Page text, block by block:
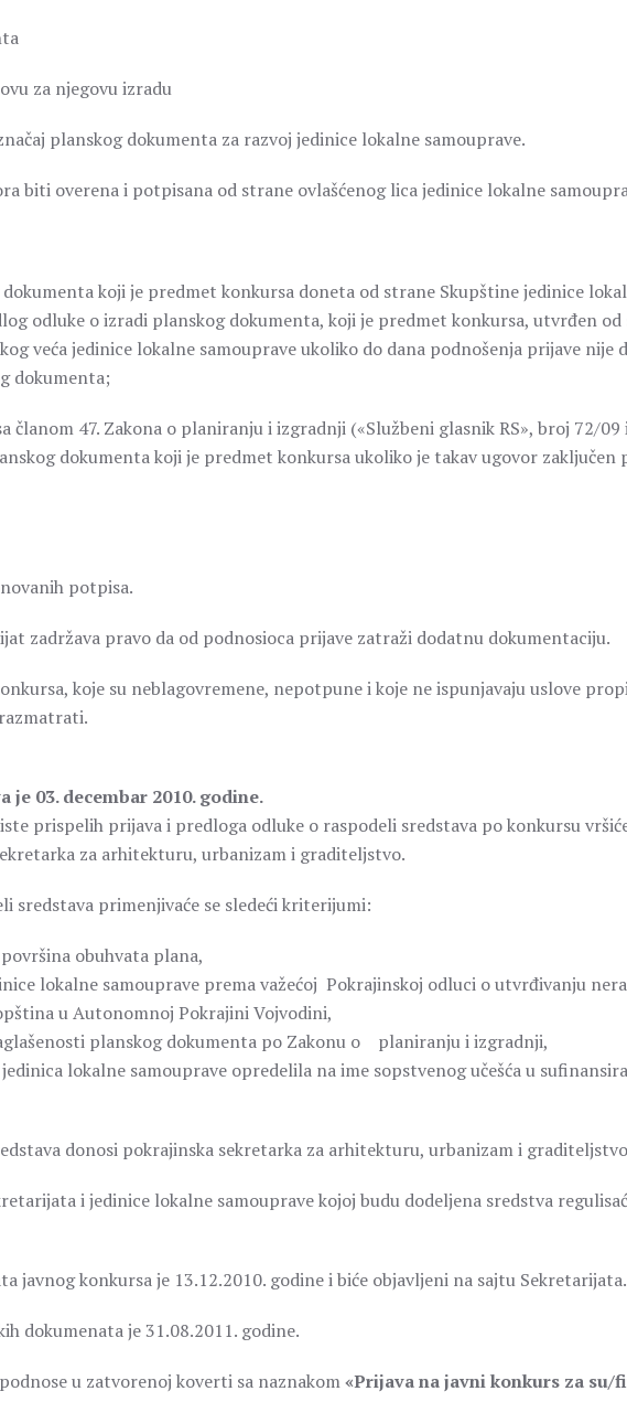
za njegovu izradu
planskog dokumenta za razvoj jedinice lokalne samouprave.
biti overena i potpisana od strane ovlašćenog lica jedinice lokalne
koji je predmet konkursa doneta od strane Skupštine jedinice
odluke o izradi planskog dokumenta, koji je predmet konkursa, utvrđen
veća jedinice lokalne samouprave ukoliko do dana podnošenja prijave nije
dokumenta;
članom 47. Zakona o planiranju i izgradnji («Službeni glasnik RS», broj 72/09
dokumenta koji je predmet konkursa ukoliko je takav ugovor zaključen
potpisa.
zadržava pravo da od podnosioca prijave zatraži dodatnu dokumentaciju.
koje su neblagovremene, nepotpune i koje ne ispunjavaju uslove
je 03. decembar 2010. godine.
prispelih prijava i predloga odluke o raspodeli sredstava po konkursu
za arhitekturu, urbanizam i graditeljstvo.
sredstava primenjivaće se sledeći kriterijumi:
obuhvata plana,
lokalne samouprave prema važećoj Pokrajinskoj odluci o utvrđivanju
u Autonomnoj Pokrajini Vojvodini,
planskog dokumenta po Zakonu o planiranju i izgradnji,
lokalne samouprave opredelila na ime sopstvenog učešća u
donosi pokrajinska sekretarka za arhitekturu, urbanizam i
i jedinice lokalne samouprave kojoj budu dodeljena sredstva
javnog konkursa je 13.12.2010. godine i biće objavljeni na sajtu Sekretarijata.
dokumenata je 31.08.2011. godine.
u zatvorenoj koverti sa naznakom«Prijava na javni konkurs za su/